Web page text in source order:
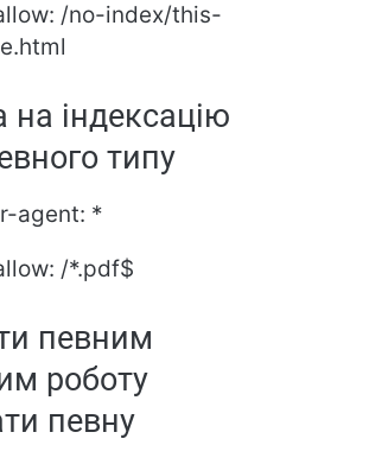
/no-index/this-
на індексацію
типу
agent: *
/*.pdf$
певним
роботу
певну